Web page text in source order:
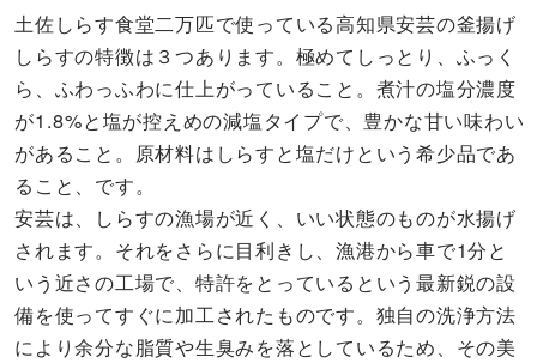
土佐しらす食堂二万匹で使っている高知県安芸の釜揚げ
しらすの特徴は３つあります。極めてしっとり、ふっく
ら、ふわっふわに仕上がっていること。煮汁の塩分濃度
が1.8%と塩が控えめの減塩タイプで、豊かな甘い味わい
があること。原材料はしらすと塩だけという希少品であ
ること、です。
安芸は、しらすの漁場が近く、いい状態のものが水揚げ
されます。それをさらに目利きし、漁港から車で1分と
いう近さの工場で、特許をとっているという最新鋭の設
備を使ってすぐに加工されたものです。独自の洗浄方法
により余分な脂質や生臭みを落としているため、その美